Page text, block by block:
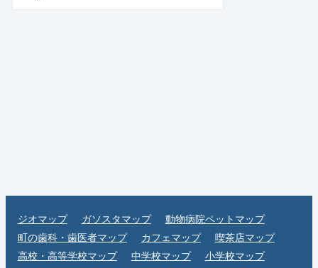
ジオマップ ガソスタマップ
動物病院ペットマップ
町の歯科・歯医者マップ
カフェマップ
喫茶店マップ
高校・高等学校マップ
中学校マップ 小学校マップ